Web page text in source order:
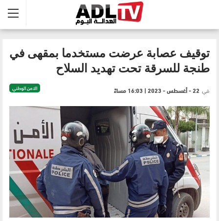
توقيف عصابة عرضت مستخدما بمقهى في
طنجة للسرقة تحت تهديد السلاح
الامن الوطني في 22 - أغسطس - 2023 | 16:03 مساءً